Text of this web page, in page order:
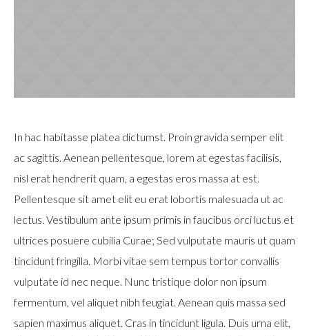
In hac habitasse platea dictumst. Proin gravida semper elit
ac sagittis. Aenean pellentesque, lorem at egestas facilisis,
nisl erat hendrerit quam, a egestas eros massa at est.
Pellentesque sit amet elit eu erat lobortis malesuada ut ac
lectus. Vestibulum ante ipsum primis in faucibus orci luctus et
ultrices posuere cubilia Curae; Sed vulputate mauris ut quam
tincidunt fringilla. Morbi vitae sem tempus tortor convallis
vulputate id nec neque. Nunc tristique dolor non ipsum
fermentum, vel aliquet nibh feugiat. Aenean quis massa sed
sapien maximus aliquet. Cras in tincidunt ligula. Duis urna elit,